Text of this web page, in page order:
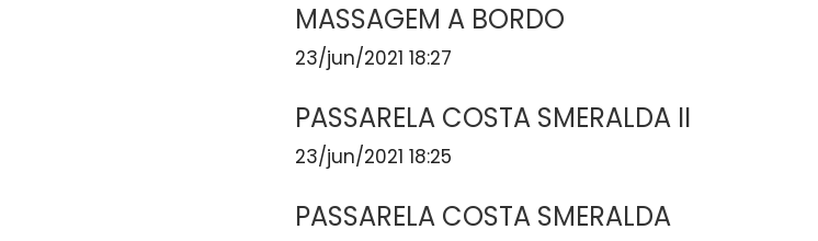
MASSAGEM A BORDO
23/jun/2021 18:27
PASSARELA COSTA SMERALDA II
23/jun/2021 18:25
PASSARELA COSTA SMERALDA